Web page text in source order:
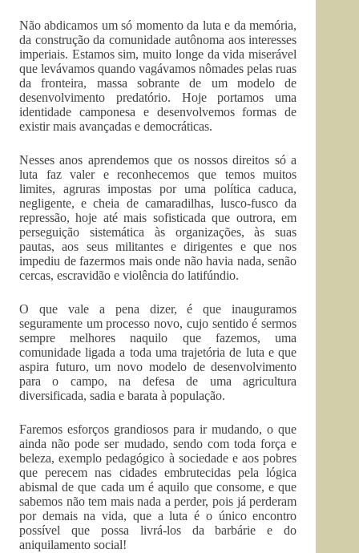
Não abdicamos um só momento da luta e da memória,
da construção da comunidade autônoma aos interesses
imperiais. Estamos sim, muito longe da vida miserável
que levávamos quando vagávamos nômades pelas ruas
da fronteira, massa sobrante de um modelo de
desenvolvimento predatório. Hoje portamos uma
identidade camponesa e desenvolvemos formas de
existir mais avançadas e democráticas.
Nesses anos aprendemos que os nossos direitos só a
luta faz valer e reconhecemos que temos muitos
limites, agruras impostas por uma política caduca,
negligente, e cheia de camaradilhas, lusco-fusco da
repressão, hoje até mais sofisticada que outrora, em
perseguição sistemática às organizações, às suas
pautas, aos seus militantes e dirigentes e que nos
impediu de fazermos mais onde não havia nada, senão
cercas, escravidão e violência do latifúndio.
O que vale a pena dizer, é que inauguramos
seguramente um processo novo, cujo sentido é sermos
sempre melhores naquilo que fazemos, uma
comunidade ligada a toda uma trajetória de luta e que
aspira futuro, um novo modelo de desenvolvimento
para o campo, na defesa de uma agricultura
diversificada, sadia e barata à população.
Faremos esforços grandiosos para ir mudando, o que
ainda não pode ser mudado, sendo com toda força e
beleza, exemplo pedagógico à sociedade e aos pobres
que perecem nas cidades embrutecidas pela lógica
abismal de que cada um é aquilo que consome, e que
sabemos não tem mais nada a perder, pois já perderam
por demais na vida, que a luta é o único encontro
possível que possa livrá-los da barbárie e do
aniquilamento social!